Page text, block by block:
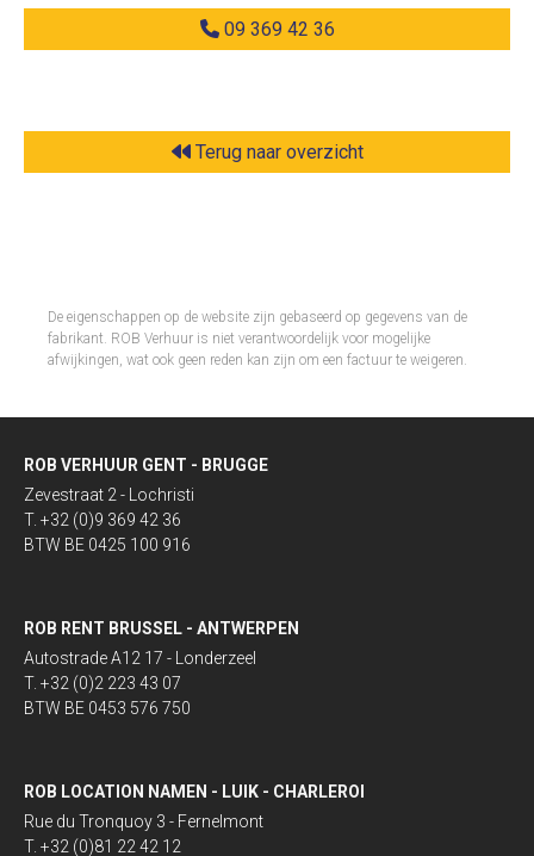
09 369 42 36
Terug naar overzicht
De eigenschappen op de website zijn gebaseerd op gegevens van de
fabrikant. ROB Verhuur is niet verantwoordelijk voor mogelijke
afwijkingen, wat ook geen reden kan zijn om een factuur te weigeren.​
ROB VERHUUR GENT - BRUGGE
Zevestraat 2 - Lochristi
T. +32 (0)9 369 42 36
BTW BE 0425 100 916
ROB RENT BRUSSEL - ANTWERPEN
Autostrade A12 17 - Londerzeel
T. +32 (0)2 223 43 07
BTW BE 0453 576 750
ROB LOCATION NAMEN - LUIK - CHARLEROI
Rue du Tronquoy 3 - Fernelmont
T. +32 (0)81 22 42 12